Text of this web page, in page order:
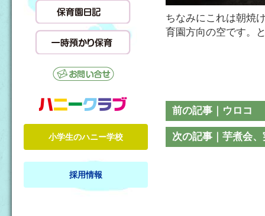
小学生のハニー学校
採用情報
ちなみにこれは朝焼
育園方向の空です。
前の記事｜ウロコ
次の記事｜芋煮会